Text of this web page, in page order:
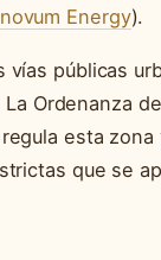
Energy).
vías públicas
Ordenanza
esta
que se